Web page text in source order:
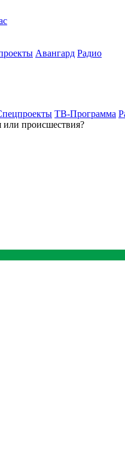
Авангард Радио
ТВ-Программа
или происшествия?